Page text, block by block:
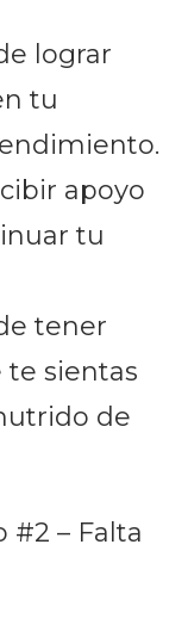
lograr
tu
apoyo
tu
tener
sientas
de
#2 – Falta